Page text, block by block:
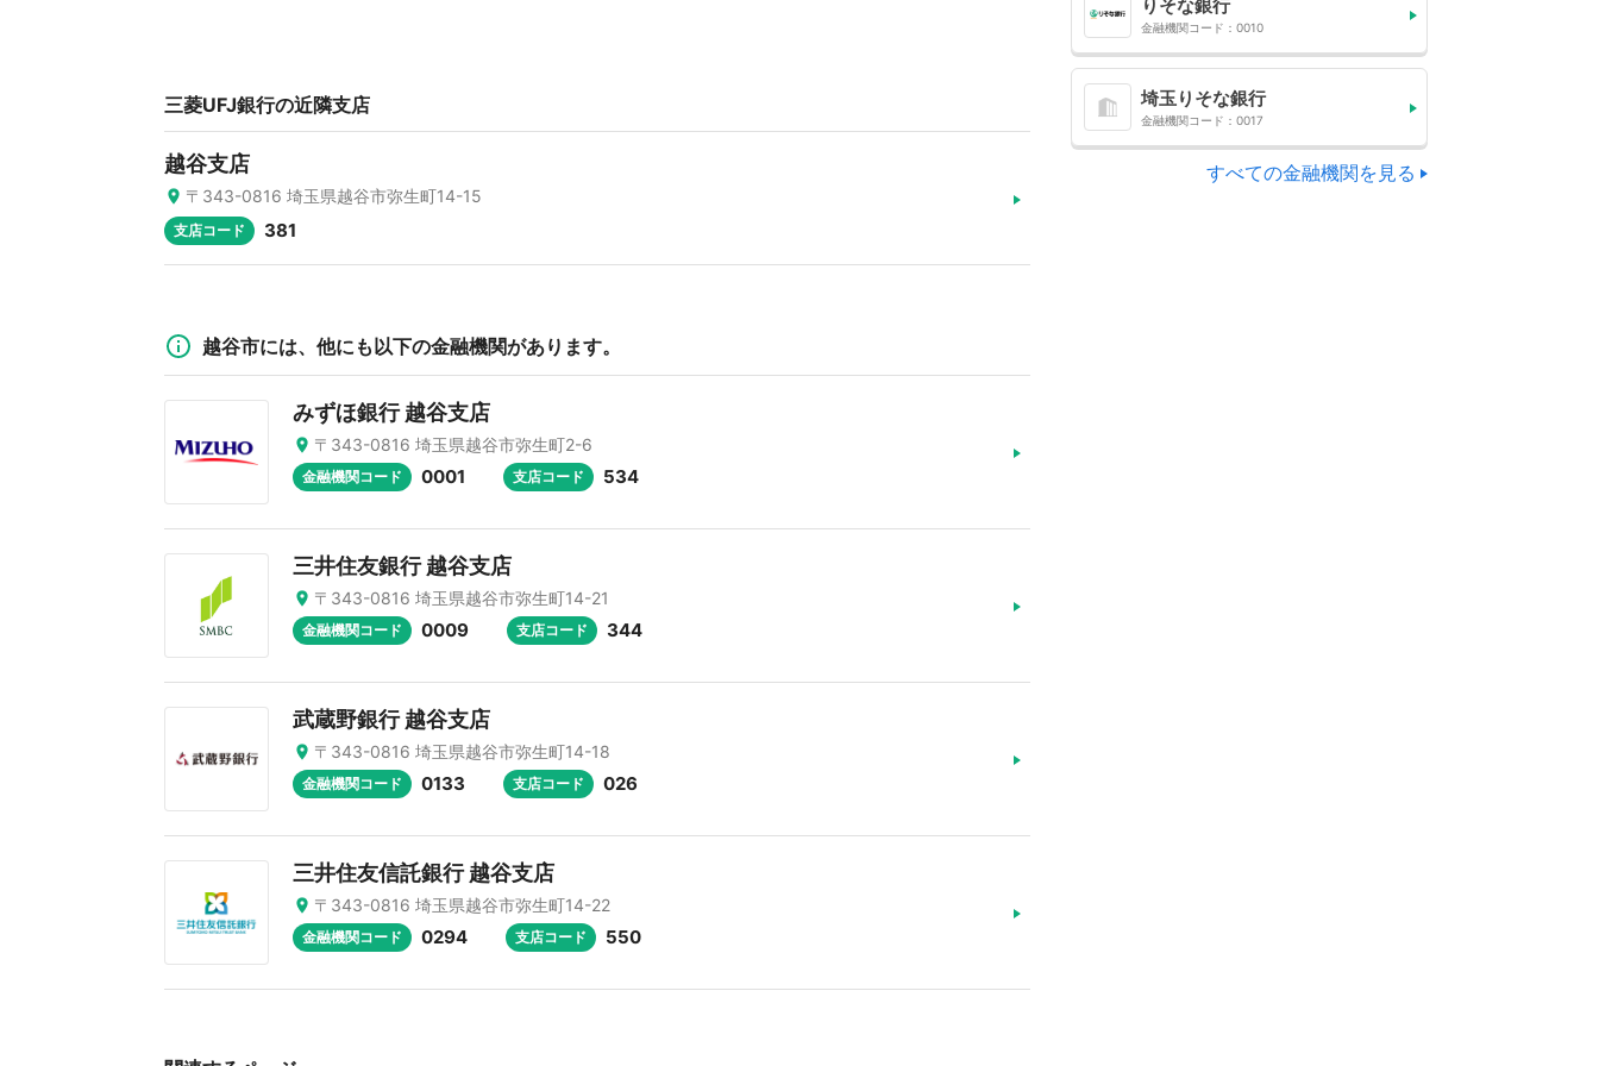
三菱UFJ銀行の近隣支店
越谷支店
〒343-0816 埼玉県越谷市弥生町14-15
支店コード 381
越谷市には、他にも以下の金融機関があります。
みずほ銀行 越谷支店
〒343-0816 埼玉県越谷市弥生町2-6
金融機関コード 0001 支店コード 534
三井住友銀行 越谷支店
〒343-0816 埼玉県越谷市弥生町14-21
金融機関コード 0009 支店コード 344
武蔵野銀行 越谷支店
〒343-0816 埼玉県越谷市弥生町14-18
金融機関コード 0133 支店コード 026
三井住友信託銀行 越谷支店
〒343-0816 埼玉県越谷市弥生町14-22
金融機関コード 0294 支店コード 550
りそな銀行
金融機関コード：0010
埼玉りそな銀行
金融機関コード：0017
すべての金融機関を見る